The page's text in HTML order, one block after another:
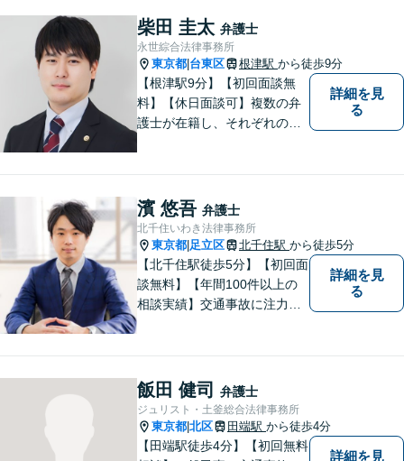
士」を目指しています。休日
や夜間相談も柔軟に対応【根
津駅9分】
柴田 圭太 弁護士
永世綜合法律事務所
東京都 台東区 根津駅 から徒歩9分
【根津駅9分】【初回面談無
料】【休日面談可】複数の弁
護士が在籍し、それぞれの知
り、柔軟かつ現実的な対応を
可能にしています。
詳細を見
る
濱 悠吾 弁護士
北千住いわき法律事務所
東京都 足立区 北千住駅 から徒歩5分
【北千住駅徒歩5分】【初回面
談無料】【年間100件以上の
相談実績】交通事故に注力し
間／休日対応可能】新たな生
活へと導けるよう、尽力しま
す。
詳細を見
る
飯田 健司 弁護士
ジュリスト・土釜総合法律事務所
東京都 北区 田端駅 から徒歩4分
【田端駅徒歩4分】【初回無料
詳細を見